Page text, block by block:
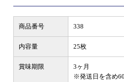
商品番号 338
内容量 25枚
賞味期限
3ヶ月
※発送日を含め